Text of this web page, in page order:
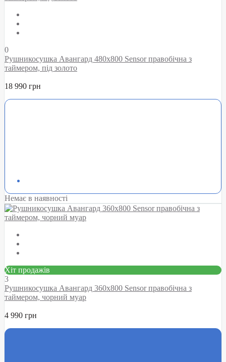
0
Рушникосушка Авангард 480х800 Sensor правобічна з
таймером, під золото
18 990 грн
Немає в наявності
Хіт продажів
3
Рушникосушка Авангард 360х800 Sensor правобічна з
таймером, чорний муар
4 990 грн